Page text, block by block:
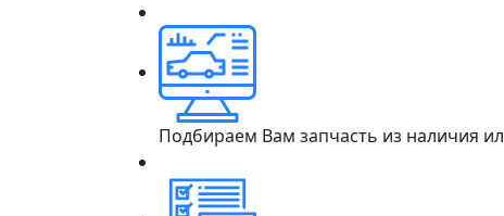
Подбираем Вам запчасть из наличия